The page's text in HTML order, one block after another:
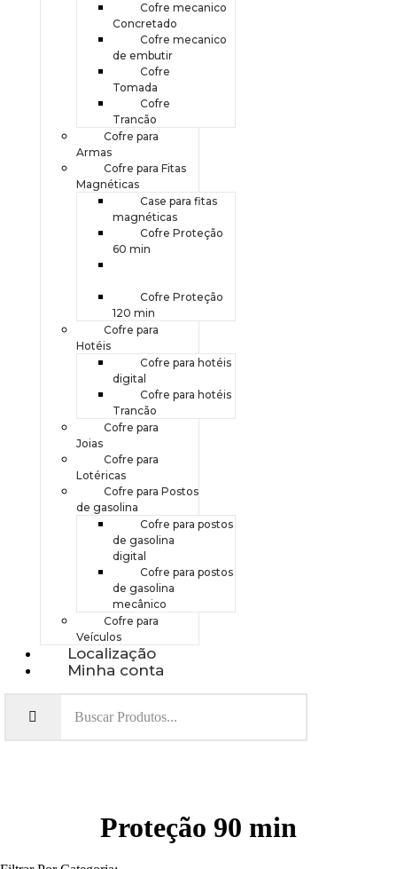
Cofre mecanico
Concretado
Cofre mecanico
de embutir
Cofre
Tomada
Cofre
Trancão
Cofre para
Armas
Cofre para Fitas
Magnéticas
Case para fitas
magnéticas
Cofre Proteção
60 min
Cofre Proteção
120 min
Cofre para
Hotéis
Cofre para hotéis
digital
Cofre para hotéis
Trancão
Cofre para
Joias
Cofre para
Lotéricas
Cofre para Postos
de gasolina
Cofre para postos
de gasolina
digital
Cofre para postos
de gasolina
mecânico
Cofre para
Veículos
Localização
Minha conta
Proteção 90 min